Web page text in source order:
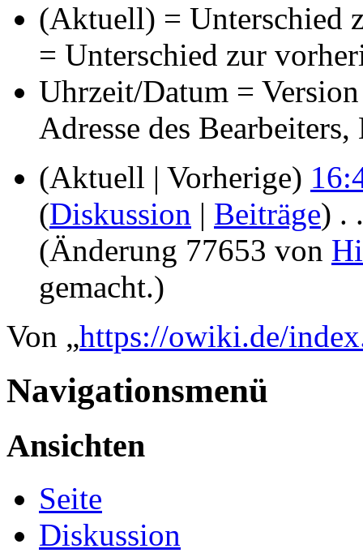
(Aktuell) = Unterschied
= Unterschied zur
Uhrzeit/Datum =
Adresse des
(Aktuell | Vorherige)
(Diskussion | Beiträge) . .
(Änderung 77653 von
gemacht.)
Von „https://owiki.de/
Navigationsmenü
Ansichten
Seite
Diskussion